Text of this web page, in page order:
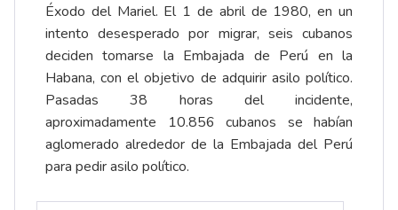
Éxodo del Mariel. El 1 de abril de 1980, en un
intento desesperado por migrar, seis cubanos
deciden tomarse la Embajada de Perú en la
Habana, con el objetivo de adquirir asilo político.
Pasadas 38 horas del incidente,
aproximadamente 10.856 cubanos se habían
aglomerado alrededor de la Embajada del Perú
para pedir asilo político.